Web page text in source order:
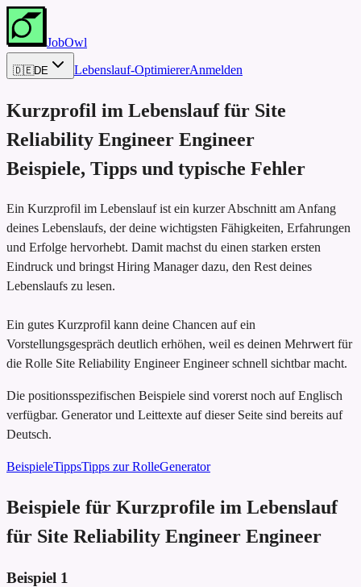
JobOwl
🇩🇪DE Lebenslauf-OptimiererAnmelden
Kurzprofil im Lebenslauf für Site
Reliability Engineer Engineer
Beispiele, Tipps und typische Fehler
Ein Kurzprofil im Lebenslauf ist ein kurzer Abschnitt am Anfang
deines Lebenslaufs, der deine wichtigsten Fähigkeiten, Erfahrungen
und Erfolge hervorhebt. Damit machst du einen starken ersten
Eindruck und bringst Hiring Manager dazu, den Rest deines
Lebenslaufs zu lesen.
Ein gutes Kurzprofil kann deine Chancen auf ein
Vorstellungsgespräch deutlich erhöhen, weil es deinen Mehrwert für
die Rolle Site Reliability Engineer Engineer schnell sichtbar macht.
Die positionsspezifischen Beispiele sind vorerst noch auf Englisch
verfügbar. Generator und Leittexte auf dieser Seite sind bereits auf
Deutsch.
BeispieleTippsTipps zur RolleGenerator
Beispiele für Kurzprofile im Lebenslauf
für Site Reliability Engineer Engineer
Beispiel 1